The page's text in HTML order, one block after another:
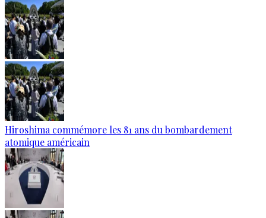
Hiroshima commémore les 81 ans du bombardement
atomique américain